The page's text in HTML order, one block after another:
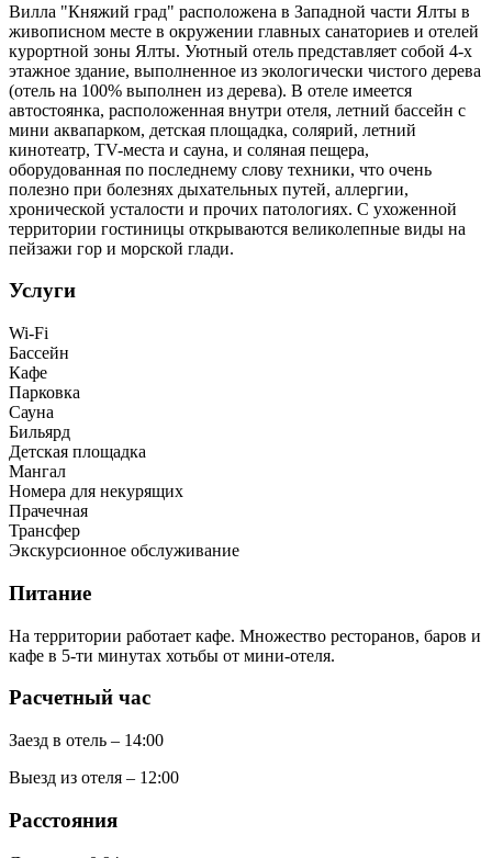
Вилла "Княжий град" расположена в Западной части Ялты в
живописном месте в окружении главных санаториев и отелей
курортной зоны Ялты. Уютный отель представляет собой 4-х
этажное здание, выполненное из экологически чистого дерева
(отель на 100% выполнен из дерева). В отеле имеется
автостоянка, расположенная внутри отеля, летний бассейн с
мини аквапарком, детская площадка, солярий, летний
кинотеатр, TV-места и сауна, и соляная пещера,
оборудованная по последнему слову техники, что очень
полезно при болезнях дыхательных путей, аллергии,
хронической усталости и прочих патологиях. С ухоженной
территории гостиницы открываются великолепные виды на
пейзажи гор и морской глади.
Услуги
Wi-Fi
Бассейн
Кафе
Парковка
Сауна
Бильярд
Детская площадка
Мангал
Номера для некурящих
Прачечная
Трансфер
Экскурсионное обслуживание
Питание
На территории работает кафе. Множество ресторанов, баров и
кафе в 5-ти минутах хотьбы от мини-отеля.
Расчетный час
Заезд в отель – 14:00
Выезд из отеля – 12:00
Расстояния